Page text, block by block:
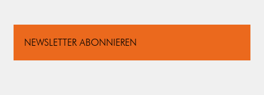
NEWSLETTER ABONNIEREN